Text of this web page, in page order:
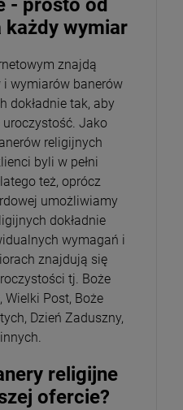
każdy wymiar
znajdą
wymiarów banerów
dokładnie tak, aby
Jako
religijnych
byli w pełni
też, oprócz
umożliwiamy
dokładnie
wymagań i
znajdują się
tj. Boże
Wielki Post, Boże
Dzień Zaduszny,
religijne
ofercie?